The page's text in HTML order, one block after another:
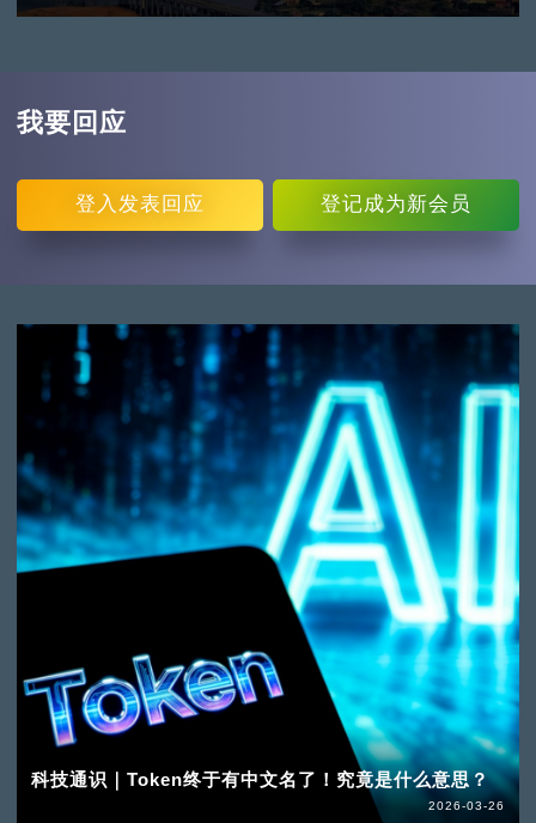
我要回应
登入 发表回应 登记成为新会员
科技通识｜Token终于有中文名了！究竟是什么意思？
2026-03-26